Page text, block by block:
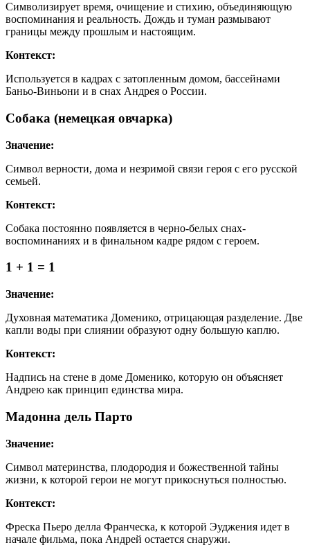
Символизирует время, очищение и стихию, объединяющую
воспоминания и реальность. Дождь и туман размывают
границы между прошлым и настоящим.
Контекст:
Используется в кадрах с затопленным домом, бассейнами
Баньо-Виньони и в снах Андрея о России.
Собака (немецкая овчарка)
Значение:
Символ верности, дома и незримой связи героя с его русской
семьей.
Контекст:
Собака постоянно появляется в черно-белых снах-
воспоминаниях и в финальном кадре рядом с героем.
1 + 1 = 1
Значение:
Духовная математика Доменико, отрицающая разделение. Две
капли воды при слиянии образуют одну большую каплю.
Контекст:
Надпись на стене в доме Доменико, которую он объясняет
Андрею как принцип единства мира.
Мадонна дель Парто
Значение:
Символ материнства, плодородия и божественной тайны
жизни, к которой герои не могут прикоснуться полностью.
Контекст:
Фреска Пьеро делла Франческа, к которой Эуджения идет в
начале фильма, пока Андрей остается снаружи.